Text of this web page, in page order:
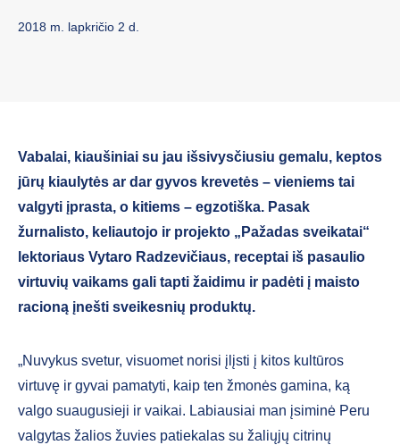
2018 m. lapkričio 2 d.
Vabalai, kiaušiniai su jau išsivysčiusiu gemalu, keptos
jūrų kiaulytės ar dar gyvos krevetės – vieniems tai
valgyti įprasta, o kitiems – egzotiška. Pasak
žurnalisto, keliautojo ir projekto „Pažadas sveikatai“
lektoriaus Vytaro Radzevičiaus, receptai iš pasaulio
virtuvių vaikams gali tapti žaidimu ir padėti į maisto
racioną įnešti sveikesnių produktų.
„Nuvykus svetur, visuomet norisi įlįsti į kitos kultūros
virtuvę ir gyvai pamatyti, kaip ten žmonės gamina, ką
valgo suaugusieji ir vaikai. Labiausiai man įsiminė Peru
valgytas žalios žuvies patiekalas su žaliųjų citrinų